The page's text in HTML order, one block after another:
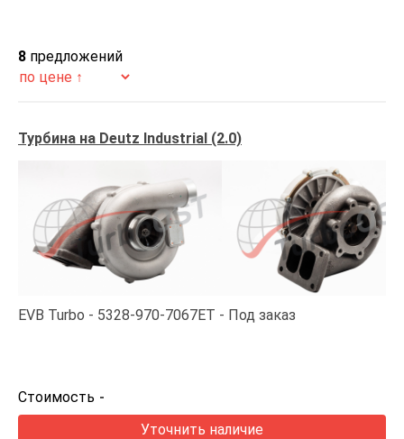
8 предложений
Турбина на Deutz Industrial (2.0)
EVB Turbo 5328-970-7067ET Под заказ
Стоимость -
Уточнить наличие